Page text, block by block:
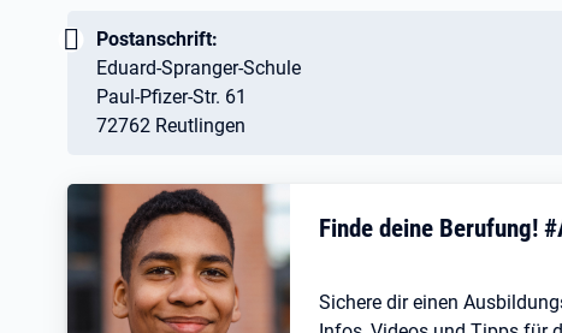
Wichtig:
Postanschrift:
Eduard-Spranger-Schule
Paul-Pfizer-Str. 61
72762 Reutlingen
Finde deine Berufung!
Sichere dir einen